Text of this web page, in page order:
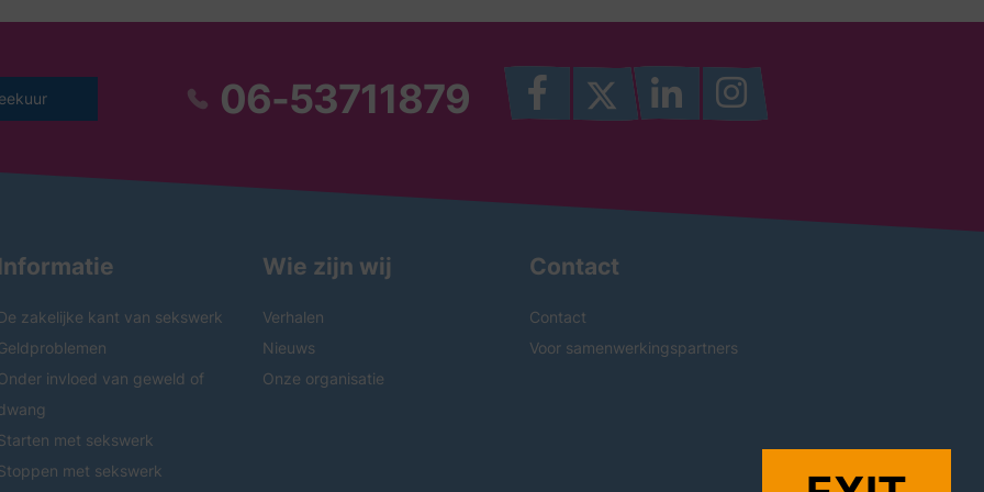
06-53711879
zakelijke kant van sekswerk
invloed van geweld of
met sekswerk
met sekswerk
Wie zijn wij
Verhalen
Nieuws
Onze organisatie
Contact
Contact
Voor samenwerkingspartners